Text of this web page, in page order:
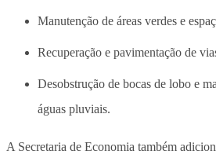
Manutenção de áreas verdes e
Recuperação e pavimentação de
Desobstrução de bocas de lobo e
águas pluviais.
A Secretaria de Economia também